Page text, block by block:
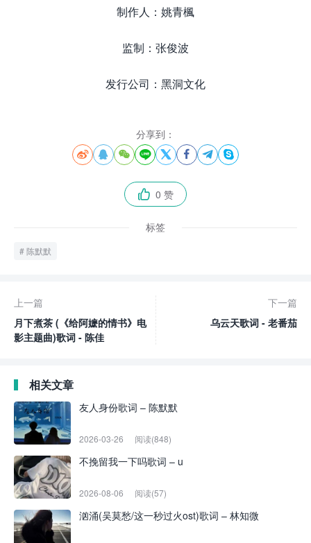
制作人：姚青楓
监制：张俊波
发行公司：黑洞文化
分享到：
       
 0 赞
标签
陈默默
上一篇
月下煮茶 (《给阿嬷的情书》电
影主题曲)歌词 - 陈佳
下一篇
乌云天歌词 - 老番茄
相关文章
友人身份歌词 – 陈默默
2026-03-26 阅读(848)
不挽留我一下吗歌词 – u
2026-08-06 阅读(57)
汹涌(吴莫愁/这一秒过火ost)歌词 – 林知微